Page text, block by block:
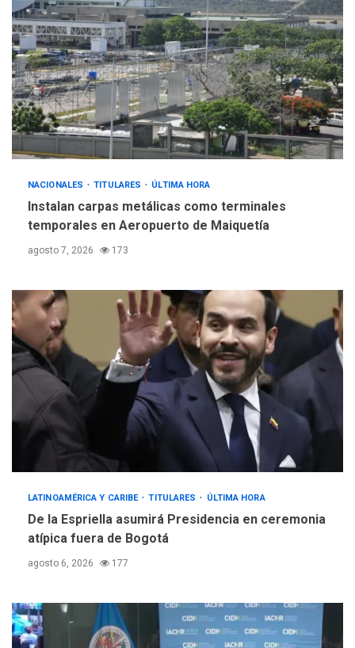
4
Gobierno y AN2015 en
nueva mesa de diálogo
INTERNACIONALES ÚLTIMA HORA
Hiroshima 81 años de la
debacle atómica. Japón
debate principios no
nucleares
NACIONALES TITULARES ÚLTIMA HORA
Instalan carpas metálicas como terminales
temporales en Aeropuerto de Maiquetía
agosto 7, 2026 173
LATINOAMÉRICA Y CARIBE TITULARES ÚLTIMA HORA
De la Espriella asumirá Presidencia en ceremonia
atípica fuera de Bogotá
agosto 6, 2026 177